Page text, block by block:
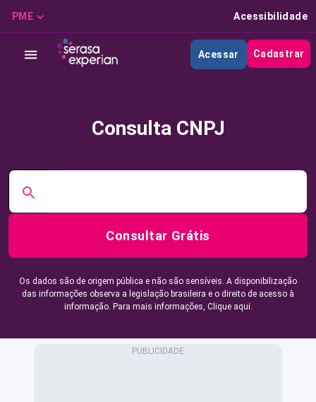
PME Acessibilidade
Acessar Cadastrar
Consulta CNPJ
Consultar Grátis
Os dados são de origem pública e não são sensíveis. A disponibilização
das informações observa a legislação brasileira e o direito de acesso à
informação. Para mais informações, Clique aqui.